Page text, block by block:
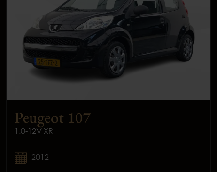
Peugeot 107
1.0-12V XR
2012